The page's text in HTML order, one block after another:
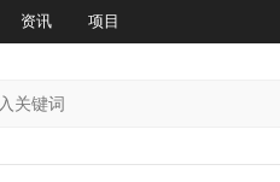
资讯 项目